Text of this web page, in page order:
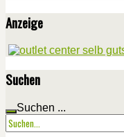
Anzeige
Suchen
Suchen ...